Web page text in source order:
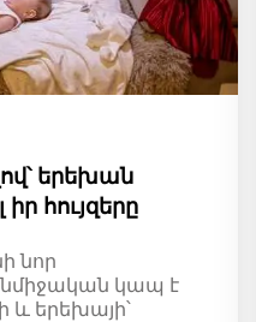
երեխան
հույզերը
նոր
կապ է
և երեխայի՝